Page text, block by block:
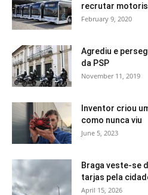
recrutar
February 9, 2020
Agrediu e
da PSP
November 11, 2019
Inventor criou
como nunca viu
June 5, 2023
Braga veste-se
tarjas pela
April 15, 2026